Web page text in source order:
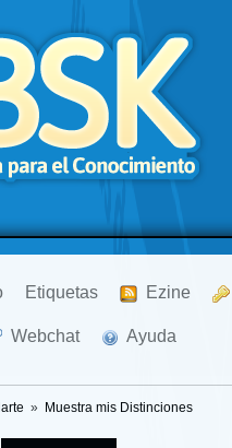
Etiquetas Ezine
Webchat Ayuda
» Muestra mis Distinciones